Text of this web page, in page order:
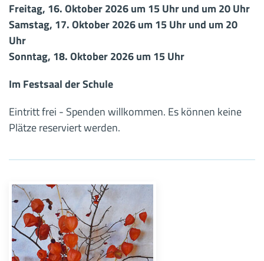
Freitag, 16. Oktober 2026 um 15 Uhr und um 20 Uhr
Samstag, 17. Oktober 2026 um 15 Uhr und um 20
Uhr
Sonntag, 18. Oktober 2026 um 15 Uhr
Im Festsaal der Schule
Eintritt frei - Spenden willkommen. Es können keine
Plätze reserviert werden.